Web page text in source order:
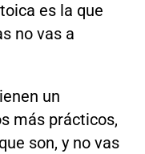
es la que
no vas a
un
más prácticos,
son, y no vas